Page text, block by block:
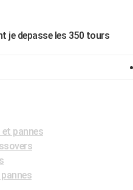
je depasse les 350 tours
pannes